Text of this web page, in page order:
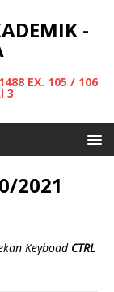
-
EX. 105 / 106
3
2021
Keyboad CTRL